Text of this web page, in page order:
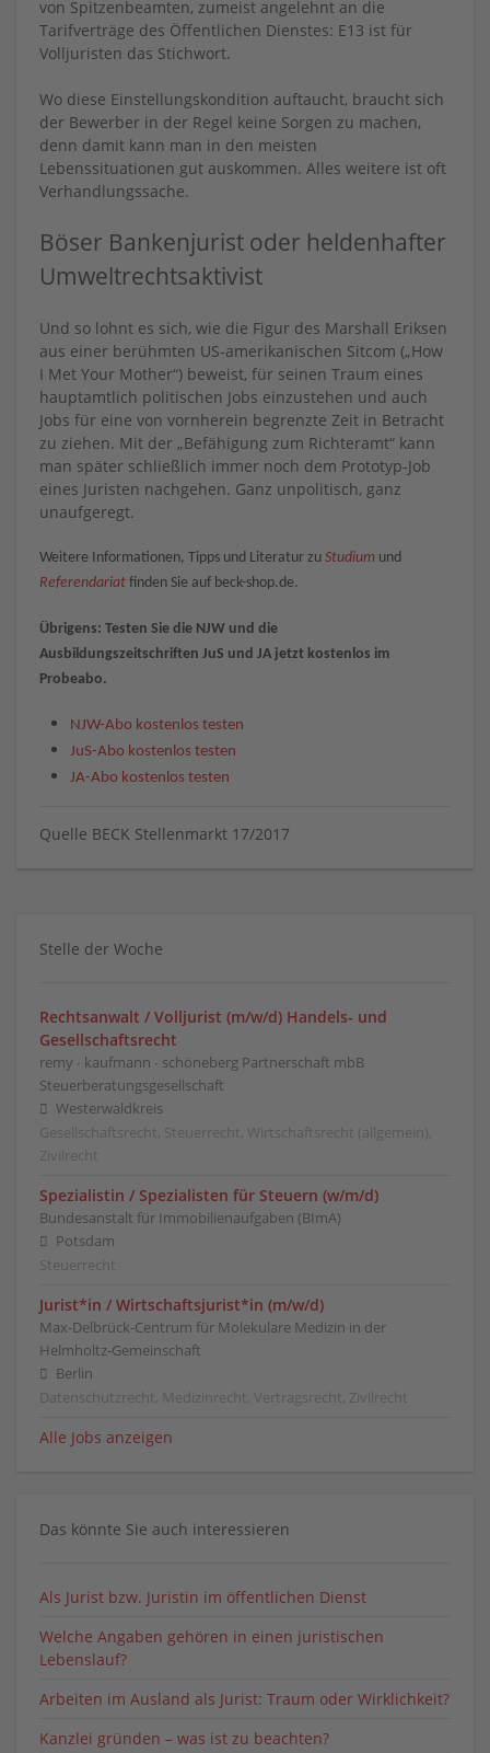
von Spitzenbeamten, zumeist angelehnt an die
Tarifverträge des Öffentlichen Dienstes: E13 ist für
Volljuristen das Stichwort.
Wo diese Einstellungskondition auftaucht, braucht sich
der Bewerber in der Regel keine Sorgen zu machen,
denn damit kann man in den meisten
Lebenssituationen gut auskommen. Alles weitere ist oft
Verhandlungssache.
Böser Bankenjurist oder heldenhafter
Umweltrechtsaktivist
Und so lohnt es sich, wie die Figur des Marshall Eriksen
aus einer berühmten US-amerikanischen Sitcom („How
I Met Your Mother“) beweist, für seinen Traum eines
hauptamtlich politischen Jobs einzustehen und auch
Jobs für eine von vornherein begrenzte Zeit in Betracht
zu ziehen. Mit der „Befähigung zum Richteramt“ kann
man später schließlich immer noch dem Prototyp-Job
eines Juristen nachgehen. Ganz unpolitisch, ganz
unaufgeregt.
Weitere Informationen, Tipps und Literatur zu Studium und
Referendariat finden Sie auf beck-shop.de.
Übrigens: Testen Sie die NJW und die
Ausbildungszeitschriften JuS und JA jetzt kostenlos im
Probeabo.
NJW-Abo kostenlos testen
JuS-Abo kostenlos testen
JA-Abo kostenlos testen
Quelle BECK Stellenmarkt 17/2017
Stelle der Woche
Rechtsanwalt / Volljurist (m/w/d) Handels- und
Gesellschaftsrecht
remy ∙ kaufmann ∙ schöneberg Partnerschaft mbB
Steuerberatungsgesellschaft
Westerwaldkreis
Gesellschaftsrecht, Steuerrecht, Wirtschaftsrecht (allgemein),
Zivilrecht
Spezialistin / Spezialisten für Steuern (w/m/d)
Bundesanstalt für Immobilienaufgaben (BImA)
Potsdam
Steuerrecht
Jurist*in / Wirtschafts­jurist*in (m/w/d)
Max-Delbrück-Centrum für Molekulare Medizin in der
Helmholtz-Gemeinschaft
Berlin
Datenschutzrecht, Medizinrecht, Vertragsrecht, Zivilrecht
Alle Jobs anzeigen
Das könnte Sie auch interessieren
Als Jurist bzw. Juristin im öffentlichen Dienst
Welche Angaben gehören in einen juristischen
Lebenslauf?
Arbeiten im Ausland als Jurist: Traum oder Wirklichkeit?
Kanzlei gründen – was ist zu beachten?